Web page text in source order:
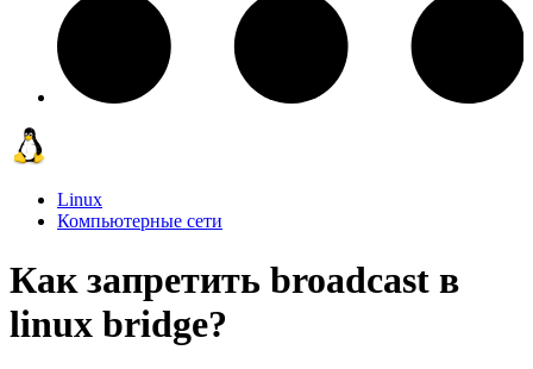
Linux
Компьютерные сети
Как запретить broadcast в
linux bridge?